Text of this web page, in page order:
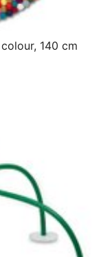
140 cm